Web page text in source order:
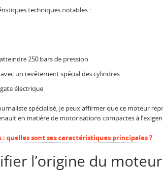
techniques notables :
250 bars de pression
un revêtement spécial des cylindres
électrique
spécialisé, je peux affirmer que ce moteur
en matière de motorisations compactes à
: quelles sont ses caractéristiques principales ?
l’origine du